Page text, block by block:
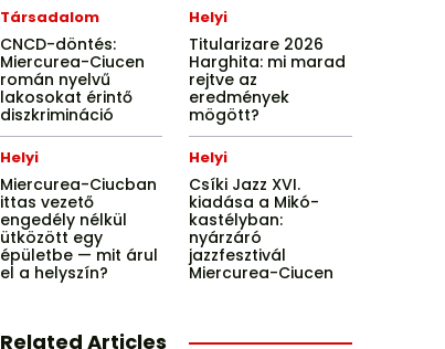
Társadalom
CNCD-döntés:
Miercurea-Ciucen
román nyelvű
lakosokat érintő
diszkrimináció
Helyi
Titularizare 2026
Harghita: mi marad
rejtve az
eredmények
mögött?
Helyi
Miercurea-Ciucban
ittas vezető
engedély nélkül
ütközött egy
épületbe — mit árul
el a helyszín?
Helyi
Csíki Jazz XVI.
kiadása a Mikó-
kastélyban:
nyárzáró
jazzfesztivál
Miercurea-Ciucen
Related Articles